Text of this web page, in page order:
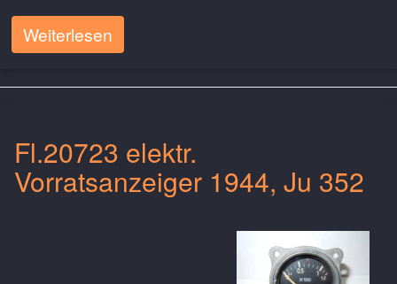
Weiterlesen
Fl.20723 elektr.
Vorratsanzeiger 1944, Ju 352